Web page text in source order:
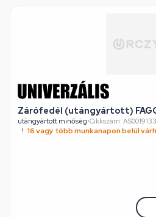
Zárófedél (utángyártott)
utángyártott minőség•Cikkszám:
16 vagy több munkanapon belül